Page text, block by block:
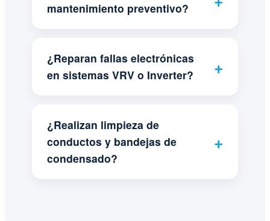
mantenimiento preventivo?
¿Reparan fallas electrónicas
en sistemas VRV o Inverter?
¿Realizan limpieza de
conductos y bandejas de
condensado?